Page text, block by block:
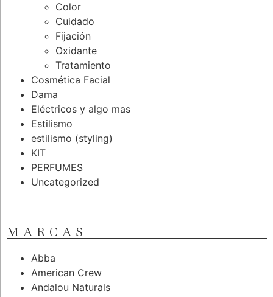
Color
Cuidado
Fijación
Oxidante
Tratamiento
Cosmética Facial
Dama
Eléctricos y algo mas
Estilismo
estilismo (styling)
KIT
PERFUMES
Uncategorized
MARCAS
Abba
American Crew
Andalou Naturals